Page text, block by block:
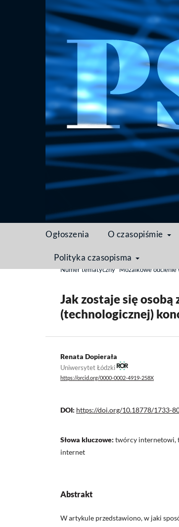
Ogłoszenia O czasopiśmie
Polityka czasopisma
Strona domowa / Archiwum
Numer tematyczny "Mozaikowe odcienie
Jak zostaje się
(technologicznej)
Renata Dopierała
Uniwersytet Łódzki
https://orcid.org/0000-0002-4919-258X
DOI: https://doi.org/10.18778/1733-
Słowa kluczowe: twórcy internetowi,
internet
Abstrakt
W artykule przedstawiono, w jaki